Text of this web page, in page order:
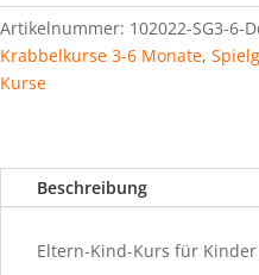
Artikelnummer: 102022-SG3-6-
Krabbelkurse 3-6 Monate,
Kurse
Beschreibung
Eltern-Kind-Kurs für